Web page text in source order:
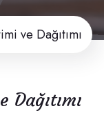
ve Dağıtımı